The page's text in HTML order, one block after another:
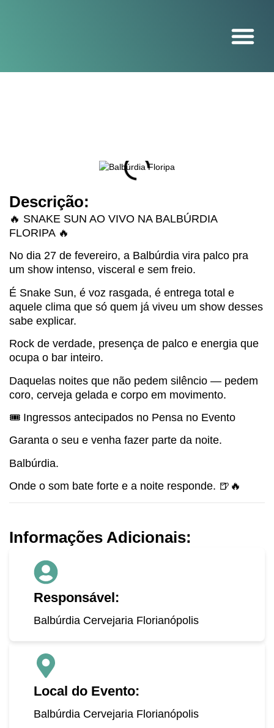
Descrição:
🔥 SNAKE SUN AO VIVO NA BALBÚRDIA
FLORIPA 🔥
No dia 27 de fevereiro, a Balbúrdia vira palco pra
um show intenso, visceral e sem freio.
É Snake Sun, é voz rasgada, é entrega total e
aquele clima que só quem já viveu um show desses
sabe explicar.
Rock de verdade, presença de palco e energia que
ocupa o bar inteiro.
Daquelas noites que não pedem silêncio — pedem
coro, cerveja gelada e corpo em movimento.
🎟️ Ingressos antecipados no Pensa no Evento
Garanta o seu e venha fazer parte da noite.
Balbúrdia.
Onde o som bate forte e a noite responde. 🍺🔥
Informações Adicionais:
Responsável:
Balbúrdia Cervejaria Florianópolis
Local do Evento:
Balbúrdia Cervejaria Florianópolis